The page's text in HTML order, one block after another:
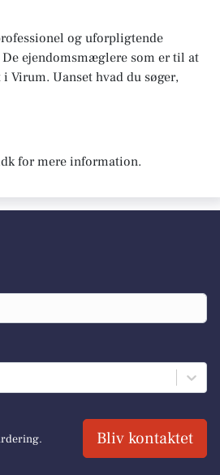
og uforpligtende
ejendomsmæglere som er til at
Virum. Uanset hvad du søger,
for mere information.
Bliv kontaktet